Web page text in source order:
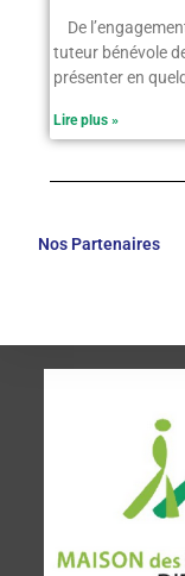
De
tuteur bénévole
présenter en
Lire plus »
Nos Partenaires